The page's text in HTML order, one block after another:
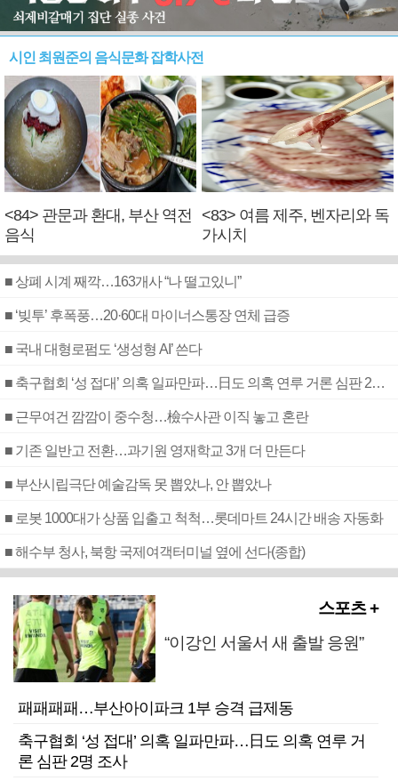
시인 최원준의 음식문화 잡학사전
<84> 관문과 환대, 부산 역전
음식
<83> 여름 제주, 벤자리와 독
가시치
■ 상폐 시계 째깍…163개사 “나 떨고있니”
■ ‘빚투’ 후폭풍…20·60대 마이너스통장 연체 급증
■ 국내 대형로펌도 ‘생성형 AI’ 쓴다
■ 축구협회 ‘성 접대’ 의혹 일파만파…日도 의혹 연루 거론 심판 2명 조사
■ 근무여건 깜깜이 중수청…檢수사관 이직 놓고 혼란
■ 기존 일반고 전환…과기원 영재학교 3개 더 만든다
■ 부산시립극단 예술감독 못 뽑았나, 안 뽑았나
■ 로봇 1000대가 상품 입출고 척척…롯데마트 24시간 배송 자동화
■ 해수부 청사, 북항 국제여객터미널 옆에 선다(종합)
스포츠 +
“이강인 서울서 새 출발 응원”
패패패패…부산아이파크 1부 승격 급제동
축구협회 ‘성 접대’ 의혹 일파만파…日도 의혹 연루 거
론 심판 2명 조사